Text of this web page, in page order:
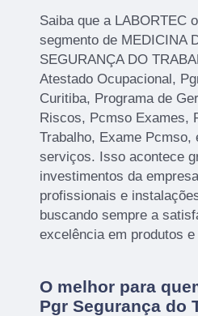
Saiba que a LABORTEC
segmento de MEDICINA
SEGURANÇA DO
Atestado Ocupacional,
Curitiba, Programa de
Riscos, Pcmso Exames,
Trabalho, Exame Pcmso,
serviços. Isso acontece
investimentos da
profissionais e
buscando sempre a
excelência em produtos
O melhor para
Pgr Segurança do